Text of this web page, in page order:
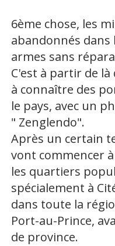
6ème chose, les
abandonnés dans
armes sans
C'est à partir de
à connaître des
le pays, avec un
" Zenglendo".
Après un certain
vont commencer
les quartiers
spécialement à
dans toute la
Port-au-Prince,
de province.